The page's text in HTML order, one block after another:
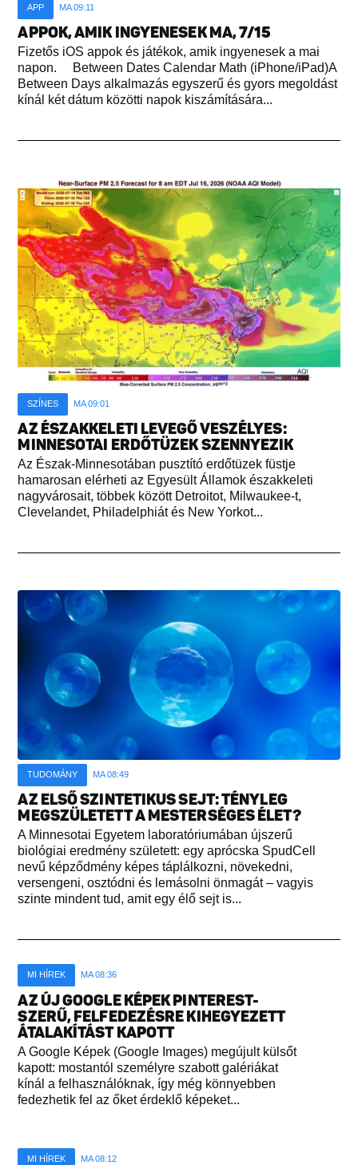
APP MA 09:11
APPOK, AMIK INGYENESEK MA, 7/15
Fizetős iOS appok és játékok, amik ingyenesek a mai
napon. Between Dates Calendar Math (iPhone/iPad)A
Between Days alkalmazás egyszerű és gyors megoldást
kínál két dátum közötti napok kiszámítására...
SZÍNES MA 09:01
AZ ÉSZAKKELETI LEVEGŐ VESZÉLYES:
MINNESOTAI ERDŐTÜZEK SZENNYEZIK
Az Észak-Minnesotában pusztító erdőtüzek füstje
hamarosan elérheti az Egyesült Államok északkeleti
nagyvárosait, többek között Detroitot, Milwaukee-t,
Clevelandet, Philadelphiát és New Yorkot...
TUDOMÁNY MA 08:49
AZ ELSŐ SZINTETIKUS SEJT: TÉNYLEG
MEGSZÜLETETT A MESTERSÉGES ÉLET?
A Minnesotai Egyetem laboratóriumában újszerű
biológiai eredmény született: egy aprócska SpudCell
nevű képződmény képes táplálkozni, növekedni,
versengeni, osztódni és lemásolni önmagát – vagyis
szinte mindent tud, amit egy élő sejt is...
MI HÍREK MA 08:36
AZ ÚJ GOOGLE KÉPEK PINTEREST-
SZERŰ, FELFEDEZÉSRE KIHEGYEZETT
ÁTALAKÍTÁST KAPOTT
A Google Képek (Google Images) megújult külsőt
kapott: mostantól személyre szabott galériákat
kínál a felhasználóknak, így még könnyebben
fedezhetik fel az őket érdeklő képeket...
MI HÍREK MA 08:12